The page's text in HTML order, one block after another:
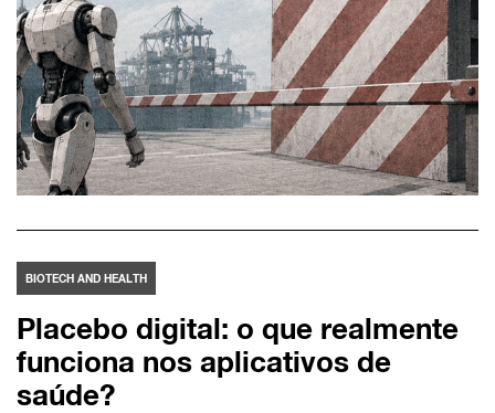
BIOTECH AND HEALTH
Placebo digital: o que realmente
funciona nos aplicativos de
saúde?